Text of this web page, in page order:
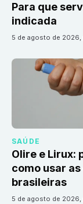
Para que
indicada
5 de agosto de 2026
SAÚDE
Olire e Lirux:
como usar
brasileiras
5 de agosto de 2026